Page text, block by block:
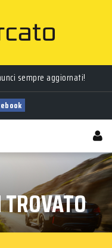
sempre aggiornati!